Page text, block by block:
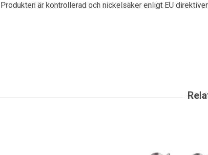
Produkten är kontrollerad och nickelsäker enligt EU